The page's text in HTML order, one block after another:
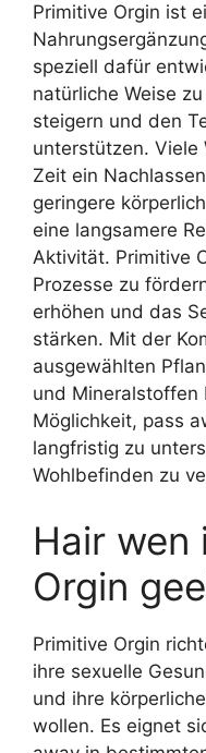
Primitive Orgin ist
speziell dafür
natürliche Weise
steigern und den
unterstützen. Viele
Zeit ein
geringere
eine langsamere
Aktivität. Primitive
Prozesse zu
erhöhen und das
stärken. Mit der
ausgewählten
und Mineralstoffen
Möglichkeit, pass
langfristig zu
Wohlbefinden zu
Hair wen
Orgin
Primitive Orgin
ihre sexuelle
und ihre
wollen. Es eignet